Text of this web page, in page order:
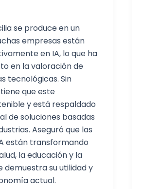
se produce en un
empresas están
en IA, lo que ha
en la valoración de
tecnológicas. Sin
que este
y está respaldado
de soluciones basadas
Aseguró que las
están transformando
la educación y la
demuestra su utilidad y
actual.